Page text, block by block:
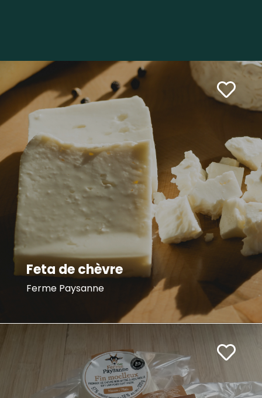
Feta de chèvre
Ferme Paysanne